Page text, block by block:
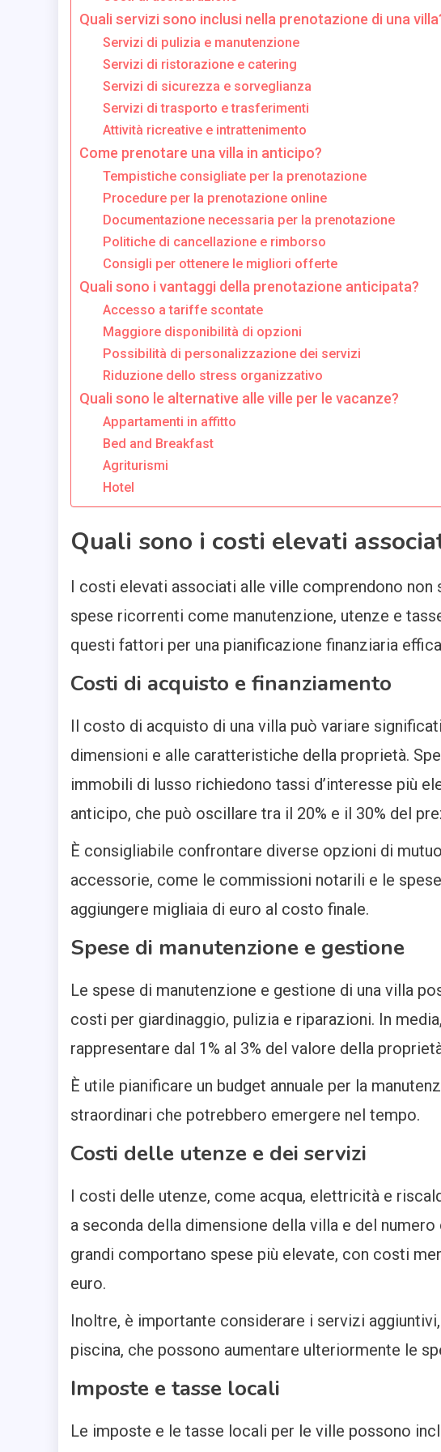
Quali servizi sono inclusi nella prenotazione di una
Servizi di pulizia e manutenzione
Servizi di ristorazione e catering
Servizi di sicurezza e sorveglianza
Servizi di trasporto e trasferimenti
Attività ricreative e intrattenimento
Come prenotare una villa in anticipo?
Tempistiche consigliate per la prenotazione
Procedure per la prenotazione online
Documentazione necessaria per la prenotazione
Politiche di cancellazione e rimborso
Consigli per ottenere le migliori offerte
Quali sono i vantaggi della prenotazione anticipata?
Accesso a tariffe scontate
Maggiore disponibilità di opzioni
Possibilità di personalizzazione dei servizi
Riduzione dello stress organizzativo
Quali sono le alternative alle ville per le vacanze?
Appartamenti in affitto
Bed and Breakfast
Agriturismi
Hotel
Quali sono i costi elevati
I costi elevati associati alle ville comprendono
spese ricorrenti come manutenzione, utenze e
questi fattori per una pianificazione finanziaria
Costi di acquisto e finanziamento
Il costo di acquisto di una villa può variare
dimensioni e alle caratteristiche della proprietà.
immobili di lusso richiedono tassi d’interesse più
anticipo, che può oscillare tra il 20% e il 30% del
È consigliabile confrontare diverse opzioni di
accessorie, come le commissioni notarili e le
aggiungere migliaia di euro al costo finale.
Spese di manutenzione e gestione
Le spese di manutenzione e gestione di una villa
costi per giardinaggio, pulizia e riparazioni. In
rappresentare dal 1% al 3% del valore della proprietà
È utile pianificare un budget annuale per la
straordinari che potrebbero emergere nel tempo.
Costi delle utenze e dei servizi
I costi delle utenze, come acqua, elettricità e
a seconda della dimensione della villa e del
grandi comportano spese più elevate, con costi
euro.
Inoltre, è importante considerare i servizi
piscina, che possono aumentare ulteriormente le
Imposte e tasse locali
Le imposte e le tasse locali per le ville possono